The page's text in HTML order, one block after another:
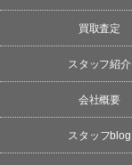
買取査定
スタッフ紹介
会社概要
スタッフblog